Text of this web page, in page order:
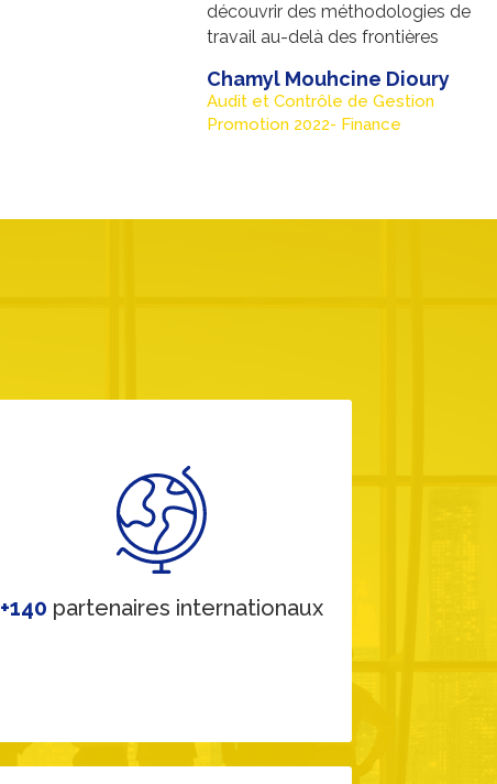
découvrir des méthodologies de
travail au-delà des frontières
Chamyl Mouhcine Dioury
Audit et Contrôle de Gestion
Promotion 2022- Finance
+140 partenaires internationaux